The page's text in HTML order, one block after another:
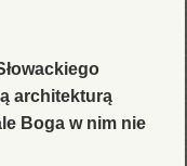
architekturą
Boga w nim nie